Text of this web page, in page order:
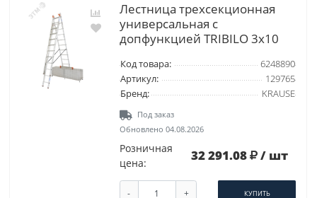
Лестница трехсекционная
универсальная с
допфункцией TRIBILO 3х10
Код товара:
6248890
Артикул:
129765
Бренд:
KRAUSE
Под заказ
Обновлено 04.08.2026
Розничная
цена:
32 291.08 / шт
- + КУПИТЬ